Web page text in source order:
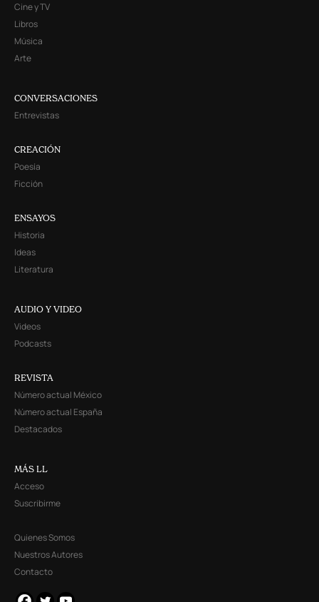
Cine y TV
Libros
Música
Arte
CONVERSACIONES
Entrevistas
CREACIÓN
Poesía
Ficción
ENSAYOS
Historia
Ideas
Literatura
AUDIO Y VIDEO
Videos
Podcasts
REVISTA
Número actual México
Número actual España
Destacados
MÁS LL
Acceso
Suscribirme
Quienes Somos
Nuestros Autores
Contacto